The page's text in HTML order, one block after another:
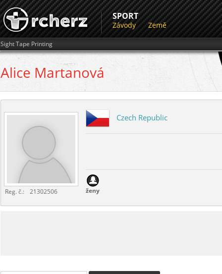
SPORT
Závody Země
Sight Tape Printing
Alice Martanová
Reg. č.: 21302506
Czech Republic
ženy